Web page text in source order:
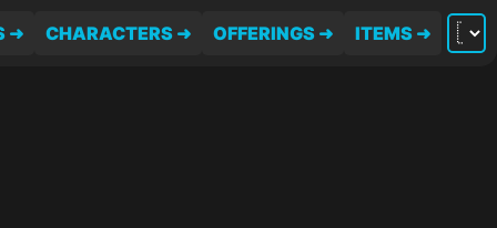
CHARACTERS OFFERINGS ITEMS